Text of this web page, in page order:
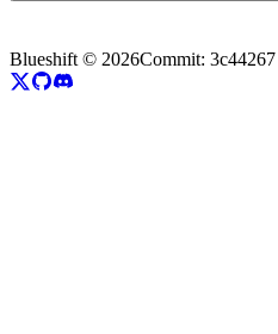
Blueshift © 2026Commit: 3c44267